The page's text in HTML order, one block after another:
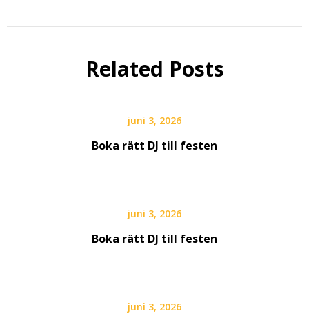
Related Posts
juni 3, 2026
Boka rätt DJ till festen
juni 3, 2026
Boka rätt DJ till festen
juni 3, 2026